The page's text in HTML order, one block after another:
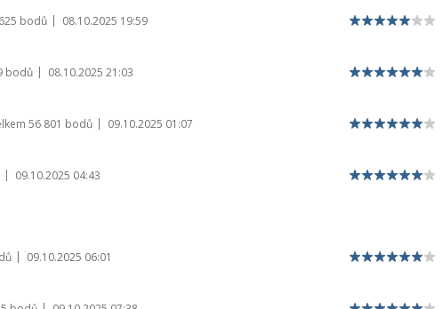
bodů | 08.10.2025 19:59
bodů | 08.10.2025 21:03
56 801 bodů | 09.10.2025 01:07
| 09.10.2025 04:43
| 09.10.2025 06:01